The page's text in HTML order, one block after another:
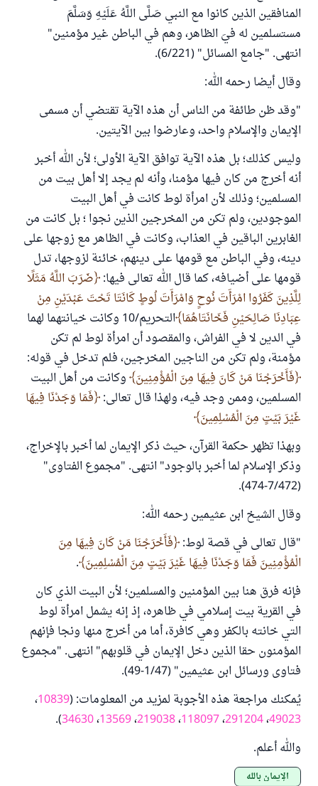
المنافقين الذين كانوا مع النبي صَلَّى اللَّهُ عَلَيْهِ وَسَلَّمَ
مستسلمين له فيَ الظاهر، وهم في الباطن غير مؤمنين"
انتهى. "جامع المسائل" (6/221).
وقال أيضا رحمه الله:
"وقد ظن طائفة من الناس أن هذه الآية تقتضي أن مسمى
الإيمان والإسلام واحد، وعارضوا بين الآيتين.
وليس كذلك؛ بل هذه الآية توافق الآية الأولى؛ لأن الله أخبر
أنه أخرج من كان فيها مؤمنا، وأنه لم يجد إلا أهل بيت من
المسلمين؛ وذلك لأن امرأة لوط كانت في أهل البيت
الموجودين، ولم تكن من المخرجين الذين نجوا ؛ بل كانت من
الغابرين الباقين في العذاب، وكانت في الظاهر مع زوجها على
دينه، وفي الباطن مع قومها على دينهم، خائنة لزوجها، تدل
قومها على أضيافه، كما قال الله تعالى فيها: ضَرَبَ اللَّهُ مَثَلًا
لِلَّذِينَ كَفَرُوا امْرَأَتَ نُوحٍ وَامْرَأَتَ لُوطٍ كَانَتَا تَحْتَ عَبْدَيْنِ مِنْ
عِبَادِنَا صَالِحَيْنِ فَخَانَتَاهُمَا
التحريم/10 وكانت خيانتهما لهما
في الدين لا في الفراش، والمقصود أن امرأة لوط لم تكن
مؤمنة، ولم تكن من الناجين المخرجين، فلم تدخل في قوله:
فَأَخْرَجْنَا مَنْ كَانَ فِيهَا مِنَ الْمُؤْمِنِينَ وكانت من أهل البيت
المسلمين، وممن وجد فيه، ولهذا قال تعالى: فَمَا وَجَدْنَا فِيهَا
غَيْرَ بَيْتٍ مِنَ الْمُسْلِمِينَ
وبهذا تظهر حكمة القرآن، حيث ذكر الإيمان لما أخبر بالإخراج،
وذكر الإسلام لما أخبر بالوجود" انتهى. "مجموع الفتاوى"
(7/472-474).
وقال الشيخ ابن عثيمين رحمه الله:
"قال تعالى في قصة لوط: فَأَخْرَجْنَا مَنْ كَانَ فِيهَا مِنَ
الْمُؤْمِنِينَ فَمَا وَجَدْنَا فِيهَا غَيْرَ بَيْتٍ مِنَ الْمُسْلِمِينَ .
فإنه فرق هنا بين المؤمنين والمسلمين؛ لأن البيت الذي كان
في القرية بيت إسلامي في ظاهره، إذ إنه يشمل امرأة لوط
التي خانته بالكفر وهي كافرة، أما من أخرج منها ونجا فإنهم
المؤمنون حقا الذين دخل الإيمان في قلوبهم" انتهى. "مجموع
فتاوى ورسائل ابن عثيمين" (1/47-49).
يُمكنك مراجعة هذه الأجوبة لمزيد من المعلومات: (10839،
49023،291204،118097،219038،13569،34630
).
والله أعلم.
الإيمان بالله